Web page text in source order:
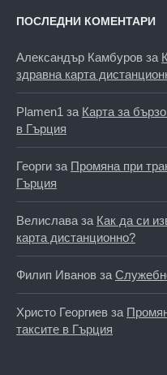
ПОСЛЕДНИ КОМЕНТАРИ
Александър Камбуров за
здравна карта
Plamen1 за Карта за
в Гърция
Георги за Промяна при
Гърция
Велислава за Как да си
карта дистанционно?
Филип Иванов за
Христо Георгиев за
таксите в Гърция